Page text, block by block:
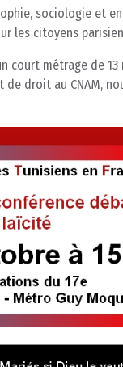
sociologie et
les citoyens
court métrage de
droit au CNAM,